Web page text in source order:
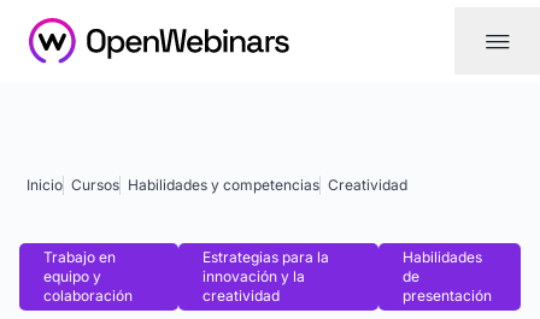
|||
Inicio Cursos Habilidades y competencias Creatividad
Trabajo en
equipo y
colaboración
Estrategias para la
innovación y la
creatividad
Habilidades
de
presentación